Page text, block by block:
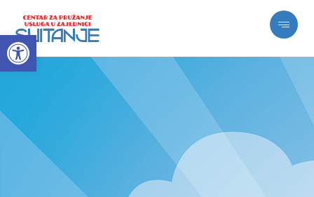
Open toolbar